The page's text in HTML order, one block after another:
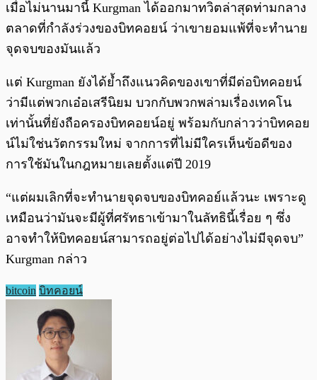
เมื่อไม่นานมานี้ Kurgman ได้ออกมาทวิตล่าสุดท่ามกลาง
ตลาดที่กำลังร่วงของบิทคอยน์ ว่าเขายอมแพ้ที่จะทำนาย
จุดจบของมันแล้ว
แต่ Kurgman ยังได้ย้ำถึงแนวคิดของเขาที่มีต่อบิทคอยน์
ว่ามีแต่พวกเอ๋อเสรีนิยม บวกกับพวกพล่ามเรื่องเทคโน
เท่านั้นที่ยังถือครองบิทคอยน์อยู่ พร้อมกับกล่าวว่าบิทคอย
น์ไม่ใช่นวัตกรรมใหม่ จากการที่ไม่มีใครเห็นข้อดีของ
การใช้มันในกฎหมายเลยตั้งแต่ปี 2019
“แต่ผมเลิกที่จะทำนายจุดจบของบิทคอย์แล้วนะ เพราะดู
เหมือนว่ามันจะมีผู้ที่ศรัทธาเข้ามาในลัทธินี้เรื่อย ๆ ซึ่ง
อาจทำให้บิทคอยน์สามารถอยู่ต่อไปได้อย่างไม่มีจุดจบ”
Kurgman กล่าว
bitcoin บิทคอยน์